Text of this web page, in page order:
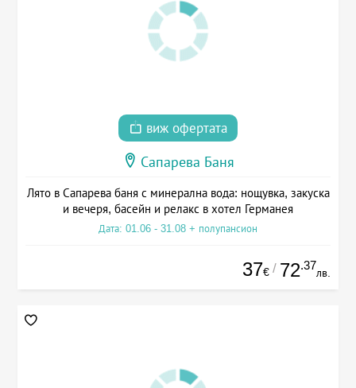
виж офертата
Сапарева Баня
Лято в Сапарева баня с минерална вода: нощувка, закуска
и вечеря, басейн и релакс в хотел Германея
Дата: 01.06 - 31.08 + полупансион
37€ / 72.37
лв.